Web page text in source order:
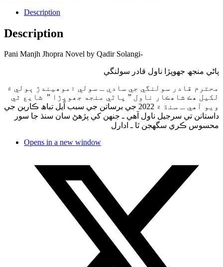
Description
Description
Pani Manjh Jhopra Novel by Qadir Solangi-
پاڻي منجھ جھوپڙا ناول قادر سولنگي
محترم قادر سولنگي جي سادي ـ سولي ۽موھيندڙ ٻولي ۾
لکيل ھڪ شاھڪار ناول ” پاڻي منجه جھوپڙا ” شايع ٿي
ویو آهي ـ سنڌ ۾ 2022 جي برساتن جي سبب آيل تباھ ڪارين جي
داستانن تي سرجيل ناول آهي ـ جنهن کي پڙهڻ سان سنڌ جا سور
محسوس ڪري سگهجن ٿا ـ ادارل
Opens in a new window